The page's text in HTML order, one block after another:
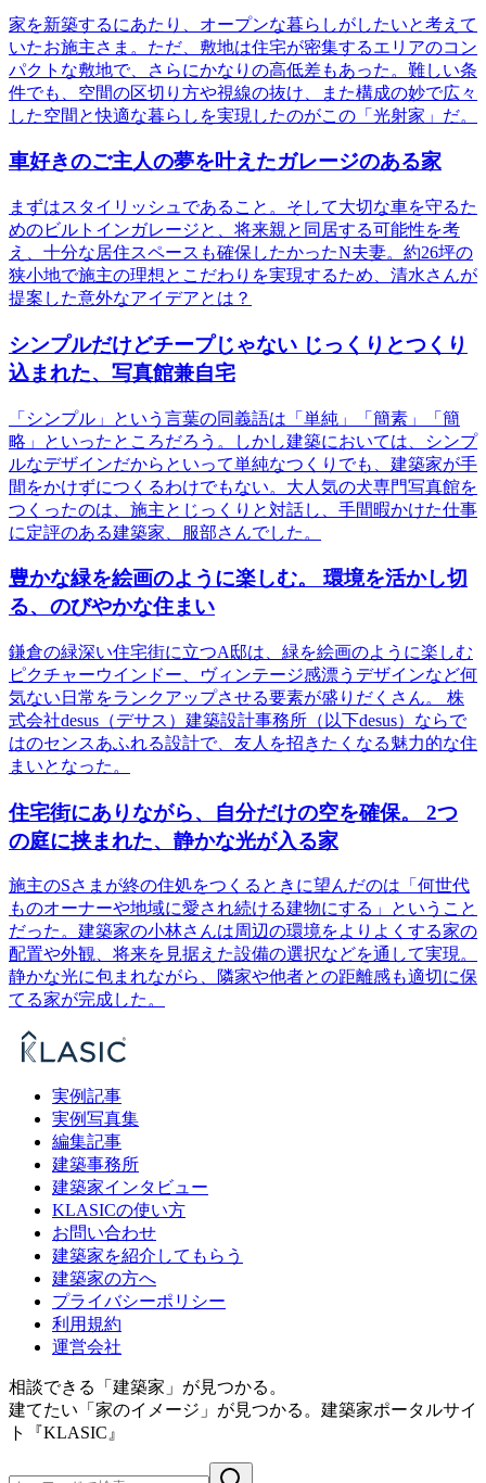
家を新築するにあたり、オープンな暮らしがしたいと考えて
いたお施主さま。ただ、敷地は住宅が密集するエリアのコン
パクトな敷地で、さらにかなりの高低差もあった。難しい条
件でも、空間の区切り方や視線の抜け、また構成の妙で広々
した空間と快適な暮らしを実現したのがこの「光射家」だ。
車好きのご主人の夢を叶えたガレージのある家
まずはスタイリッシュであること。そして大切な車を守るた
めのビルトインガレージと、将来親と同居する可能性を考
え、十分な居住スペースも確保したかったN夫妻。約26坪の
狭小地で施主の理想とこだわりを実現するため、清水さんが
提案した意外なアイデアとは？
シンプルだけどチープじゃない じっくりとつくり
込まれた、写真館兼自宅
「シンプル」という言葉の同義語は「単純」「簡素」「簡
略」といったところだろう。しかし建築においては、シンプ
ルなデザインだからといって単純なつくりでも、建築家が手
間をかけずにつくるわけでもない。大人気の犬専門写真館を
つくったのは、施主とじっくりと対話し、手間暇かけた仕事
に定評のある建築家、服部さんでした。
豊かな緑を絵画のように楽しむ。 環境を活かし切
る、のびやかな住まい
鎌倉の緑深い住宅街に立つA邸は、緑を絵画のように楽しむ
ピクチャーウインドー、ヴィンテージ感漂うデザインなど何
気ない日常をランクアップさせる要素が盛りだくさん。 株
式会社desus（デサス）建築設計事務所（以下desus）ならで
はのセンスあふれる設計で、友人を招きたくなる魅力的な住
まいとなった。
住宅街にありながら、自分だけの空を確保。 2つ
の庭に挟まれた、静かな光が入る家
施主のSさまが終の住処をつくるときに望んだのは「何世代
ものオーナーや地域に愛され続ける建物にする」ということ
だった。建築家の小林さんは周辺の環境をよりよくする家の
配置や外観、将来を見据えた設備の選択などを通して実現。
静かな光に包まれながら、隣家や他者との距離感も適切に保
てる家が完成した。
実例記事
実例写真集
編集記事
建築事務所
建築家インタビュー
KLASICの使い方
お問い合わせ
建築家を紹介してもらう
建築家の方へ
プライバシーポリシー
利用規約
運営会社
相談できる「建築家」が見つかる。
建てたい「家のイメージ」が見つかる。 建築家ポータルサイ
ト『KLASIC』